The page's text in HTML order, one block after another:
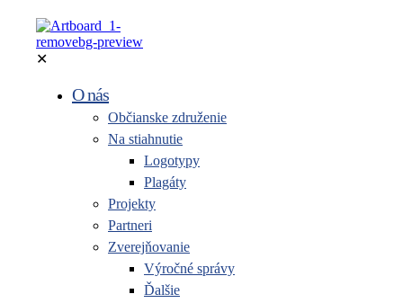
✕
O nás
Občianske združenie
Na stiahnutie
Logotypy
Plagáty
Projekty
Partneri
Zverejňovanie
Výročné správy
Ďalšie